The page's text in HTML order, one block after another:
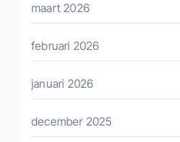
maart 2026
februari 2026
januari 2026
december 2025